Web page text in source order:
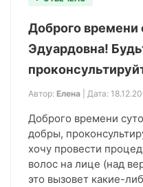
Доброго времени
Эдуардовна!
Автор: Елена | Дата:
Доброго времени
добры,
хочу провести
волос на лице (над
это вызовет какие-